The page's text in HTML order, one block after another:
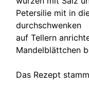
Petersilie mit in
durchschwenken
auf Tellern
Mandelblättchen
Das Rezept